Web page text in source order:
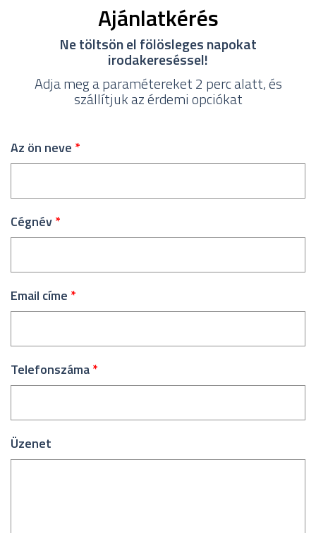
Ajánlatkérés
Ne töltsön el fölösleges napokat
irodakereséssel!
Adja meg a paramétereket 2 perc alatt, és
szállítjuk az érdemi opciókat
Az ön neve *
Cégnév*
Email címe *
Telefonszáma*
Üzenet